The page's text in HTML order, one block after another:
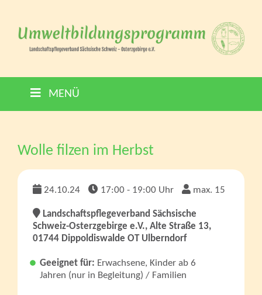
MENÜ
Wolle filzen im Herbst
24.10.24 17:00 - 19:00 Uhr max. 15
Landschaftspflegeverband Sächsische
Schweiz-Osterzgebirge e.V., Alte Straße 13,
01744 Dippoldiswalde OT Ulberndorf
Geeignet für: Erwachsene, Kinder ab 6
Jahren (nur in Begleitung) / Familien